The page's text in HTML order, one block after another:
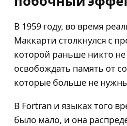
В 1959 году, во время
Маккарти столкнулся с
которой раньше никто не
освобождать память от
которые больше не
В Fortran и языках того
было мало, и она